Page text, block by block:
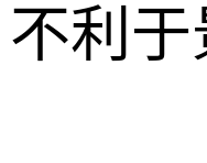
不利